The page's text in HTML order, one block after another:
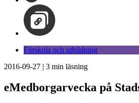
Förskola och utbildning
2016-09-27 | 3 min läsning
eMedborgarvecka på